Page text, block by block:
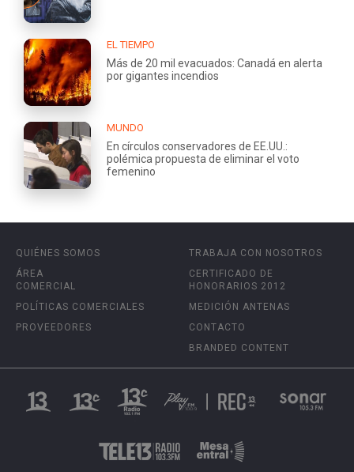
EL TIEMPO
Más de 20 mil evacuados: Canadá en alerta
por gigantes incendios
MUNDO
En círculos conservadores de EE.UU.:
polémica propuesta de eliminar el voto
femenino
QUIÉNES SOMOS
ÁREA
COMERCIAL
POLÍTICAS COMERCIALES
PROVEEDORES
TRABAJA CON NOSOTROS
CERTIFICADO DE
HONORARIOS 2012
MEDICIÓN ANTENAS
CONTACTO
BRANDED CONTENT